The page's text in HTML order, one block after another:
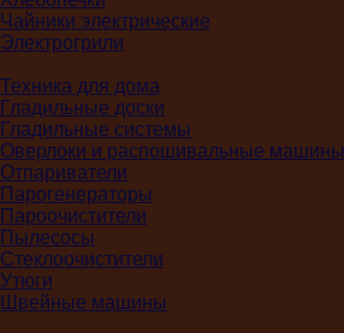
Чайники электрические
Электрогрили
Техника для дома
Гладильные доски
Гладильные системы
Оверлоки и распошивальные машины
Отпариватели
Парогенераторы
Пароочистители
Пылесосы
Стеклоочистители
Утюги
Швейные машины